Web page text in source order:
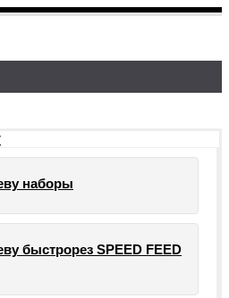
наборы
быстрорез SPEED FEED